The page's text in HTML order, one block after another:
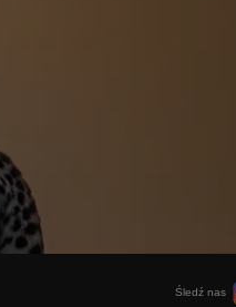
Śledź nas